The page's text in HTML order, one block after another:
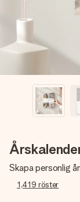
Skapa personlig
1,419 röster